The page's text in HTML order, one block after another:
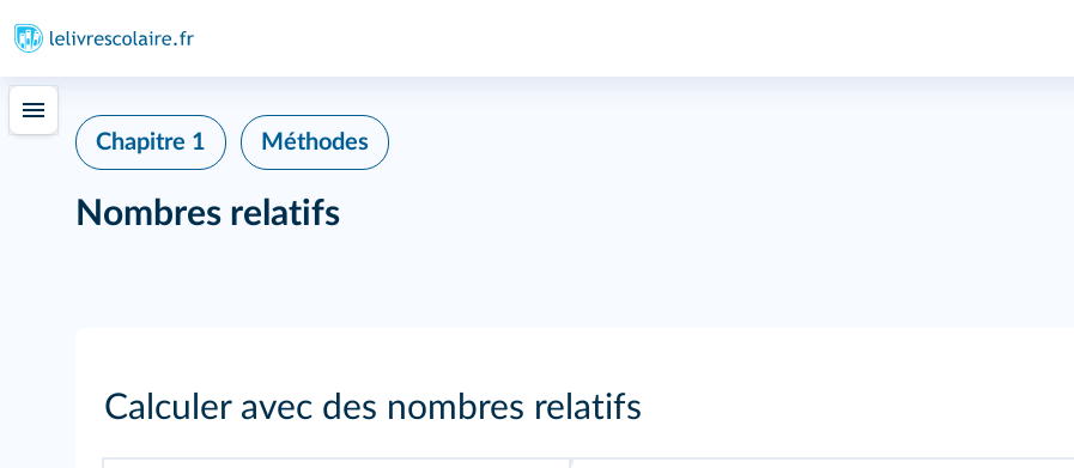
Chapitre 1 Méthodes
Nombres relatifs
Calculer avec des nombres relatifs